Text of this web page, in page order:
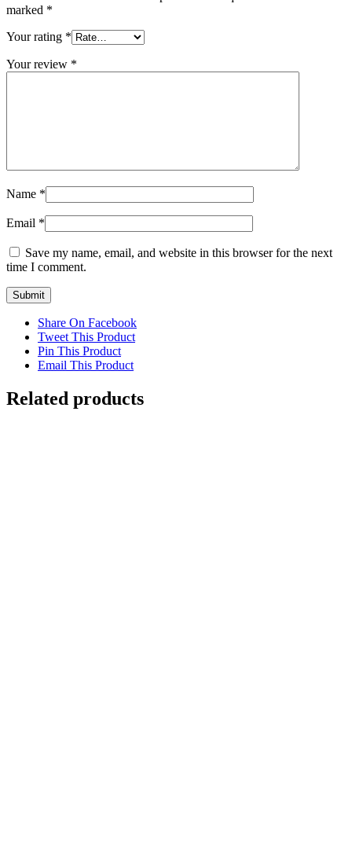
marked *
Your rating *
Your review *
Name *
Email *
Save my name, email, and website in this browser for the next
time I comment.
Share On Facebook
Tweet This Product
Pin This Product
Email This Product
Related products